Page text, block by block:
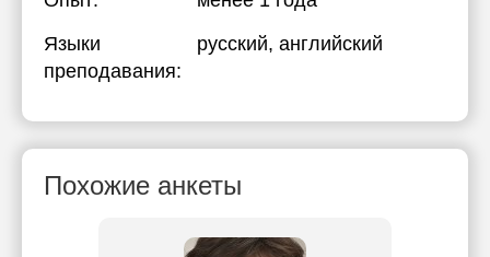
Языки
преподавания:
русский, английский
Похожие анкеты